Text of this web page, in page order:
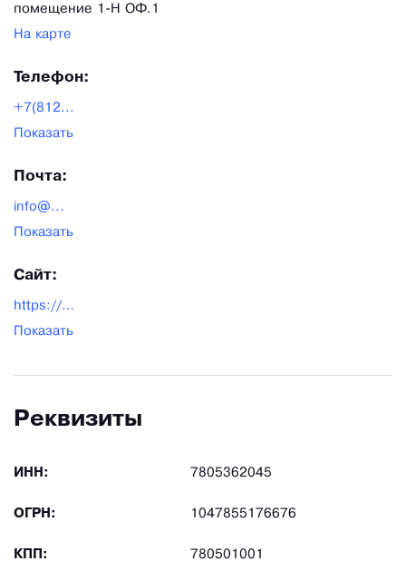
помещение 1-Н ОФ.1
На карте
Телефон:
+7(812...
Показать
Почта:
info@...
Показать
Сайт:
https://polimervolokno.ru/
Показать
Реквизиты
ИНН: 7805362045
ОГРН: 1047855176676
КПП: 780501001